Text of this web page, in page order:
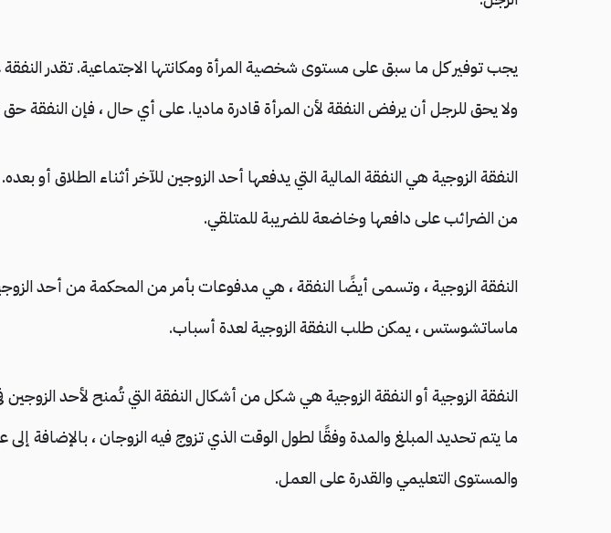
يجب توفير كل ما سبق على مستوى شخصية المرأة ومكانتها الاجتماعية. تقدر
ولا يحق للرجل أن يرفض النفقة لأن المرأة قادرة ماديا. على أي حال ، فإن النفقة
النفقة الزوجية هي النفقة المالية التي يدفعها أحد الزوجين للآخر أثناء الطلاق أو
من الضرائب على دافعها وخاضعة للضريبة للمتلقي.
النفقة الزوجية ، وتسمى أيضًا النفقة ، هي مدفوعات بأمر من المحكمة من أحد الزوجين
ماساتشوستس ، يمكن طلب النفقة الزوجية لعدة أسباب.
النفقة الزوجية أو النفقة الزوجية هي شكل من أشكال النفقة التي تُمنح لأحد الزوجين
ما يتم تحديد المبلغ والمدة وفقًا لطول الوقت الذي تزوج فيه الزوجان ، بالإضافة
والمستوى التعليمي والقدرة على العمل.